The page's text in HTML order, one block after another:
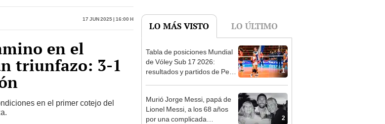
17 Jun 2025 | 16:00 h
en el
triunfazo: 3-1
en el primer cotejo del
LO MÁS VISTO LO ÚLTIMO
1
Tabla de posiciones Mundial
de Vóley Sub 17 2026:
resultados y partidos de Perú
2
Murió Jorge Messi, papá de
Lionel Messi, a los 68 años
por una complicada